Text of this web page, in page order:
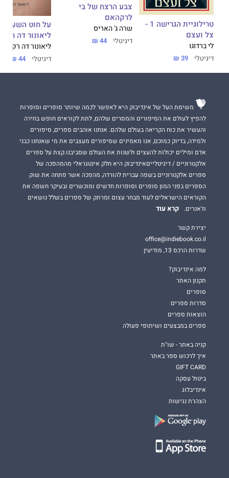
טרילוגיית הגרישה 1 -
צל ועצם
לי ברדוגו
דיגיטלי 39 ₪
צבע הרצח של בי
לרקהאם
שרה ג' האריס
דיגיטלי 44 ₪
על חוט השערה
ליאונור דה
ליאונור דה רקונדו
דיגיטלי 44 ₪
משימת העל של אינדיבוק היא לאפשר לכמה שיותר סופרים וסופרות
להפיץ לעולם את הסיפורים והמסרים שלהם, לתת לקוראים חופש בחירה
והעשיר את כוח הקריאה בעולם שלהם. אנחנו אוהבים ספרים, סיפורים
ולמידה, בדיוק כמוכם, אנו מאמינים שסיפורים מעצבים את מי שאנחנו כבני
אדם ומילים יכולות להעצים ולשנות את העולם שסביבנו.קצת על ספרים
אלקטרוניים / דיגיטלייםאינדיבוק היא חלק אינטגראלי מהמהפכה של
ספרים אלקטרוניים בשפה עברית להורדה, מהפכה אשר פתחה את שוק
הספרים בפני המון סופרים וסופרות חדשים ומוכשרים ובעיקר חשפה את
הקוראים הישראלים לעוד מבחר עצום ומרתק של ספרים בשלל נושאים
וז'אנרים.
קרא עוד
יצירת קשר
office@indiebook.co.il
שדרות הרכס 13, מודיעין
למה אינדיבוק?
תקנון האתר
סופרים
סדרות ספרים
הוצאות ספרים
ספרים במבצעים ושיתופי פעולה
קניה באתר - שו"ת
איך לרכוש ספר באתר
GIFT CARD
ביטול עסקה
אינדיבלוג
הצהרת נגישות